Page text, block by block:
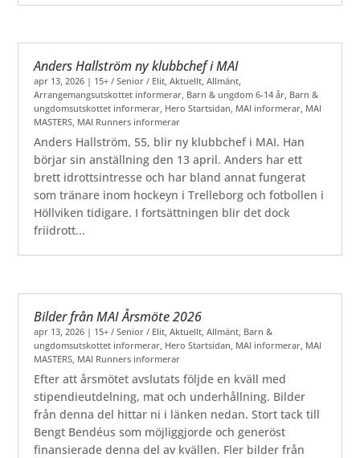
Anders Hallström ny klubbchef i MAI
apr 13, 2026 | 15+ / Senior / Elit,Aktuellt,Allmänt,
Arrangemangsutskottet informerar, Barn & ungdom 6-14 år, Barn &
ungdomsutskottet informerar, Hero Startsidan, MAI informerar, MAI
MASTERS, MAI Runners informerar
Anders Hallström, 55, blir ny klubbchef i MAI. Han
börjar sin anställning den 13 april. Anders har ett
brett idrottsintresse och har bland annat fungerat
som tränare inom hockeyn i Trelleborg och fotbollen i
Höllviken tidigare. I fortsättningen blir det dock
friidrott...
Bilder från MAI Årsmöte 2026
apr 13, 2026 | 15+ / Senior / Elit ,Aktuellt ,Allmänt Barn &
ungdomsutskottet informerar Hero Startsidan MAI informerar MAI
MASTERS MAI Runners informerar
Efter att årsmötet avslutats följde en kväll med
stipendieutdelning, mat och underhållning. Bilder
från denna del hittar ni i länken nedan. Stort tack till
Bengt Bendéus som möjliggjorde och generöst
finansierade denna del av kvällen. Fler bilder från